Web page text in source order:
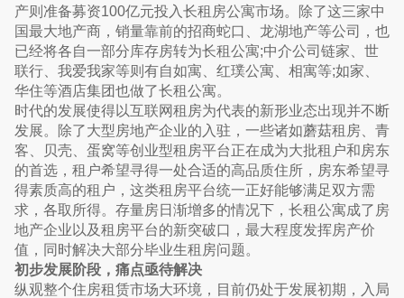
产则准备募资100亿元投入长租房公寓市场。除了这三家中
国最大地产商，销量靠前的招商蛇口、龙湖地产等公司，也
已经将各自一部分库存房转为长租公寓;中介公司链家、世
联行、我爱我家等则有自如寓、红璞公寓、相寓等;如家、
华住等酒店集团也做了长租公寓。
时代的发展使得以互联网租房为代表的新形业态出现并不断
发展。除了大型房地产企业的入驻，一些诸如蘑菇租房、青
客、贝壳、蛋窝等创业型租房平台正在成为大批租户和房东
的首选，租户希望寻得一处合适的高品质住所，房东希望寻
得素质高的租户，这类租房平台统一正好能够满足双方需
求，各取所得。存量房日渐增多的情况下，长租公寓成了房
地产企业以及租房平台的新突破口，最大程度发挥房产价
值，同时解决大部分毕业生租房问题。
初步发展阶段，痛点亟待解决
纵观整个住房租赁市场大环境，目前仍处于发展初期，入局